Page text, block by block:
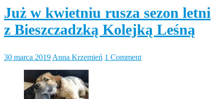
Już w kwietniu rusza sezon letni
z Bieszczadzką Kolejką Leśną
30 marca 2019 Anna Krzemień 1 Comment